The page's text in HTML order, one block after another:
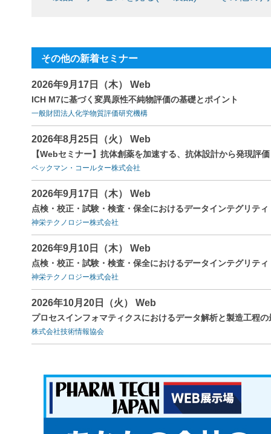
その他の新着セミナー
2026年9月17日（木） Web
ICH M7に基づく変異原性不純物評価の基礎とポイント
一般財団法人化学物質評価研究機構
2026年8月25日（火） Web
【Webセミナー】抗体創薬を加速する、抗体設計から発現評
ベックマン・コールター株式会社
2026年9月17日（木） Web
点検・校正・試験・検査・保全におけるデータインテグリテ
神栄テクノロジー株式会社
2026年9月10日（木） Web
点検・校正・試験・検査・保全におけるデータインテグリテ
神栄テクノロジー株式会社
2026年10月20日（火） Web
プロセスインフォマティクスにおけるデータ解析と製造工程の
株式会社技術情報協会